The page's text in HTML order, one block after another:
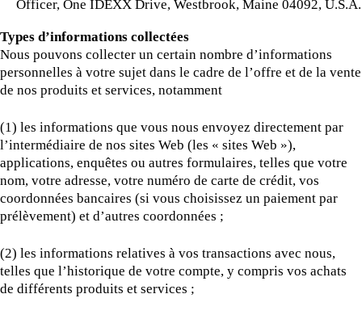
Officer, One IDEXX Drive, Westbrook, Maine 04092, U.S.A.
Types d’informations collectées
Nous pouvons collecter un certain nombre d’informations
personnelles à votre sujet dans le cadre de l’offre et de la vente
de nos produits et services, notamment
(1) les informations que vous nous envoyez directement par
l’intermédiaire de nos sites Web (les « sites Web »),
applications, enquêtes ou autres formulaires, telles que votre
nom, votre adresse, votre numéro de carte de crédit, vos
coordonnées bancaires (si vous choisissez un paiement par
prélèvement) et d’autres coordonnées ;
(2) les informations relatives à vos transactions avec nous,
telles que l’historique de votre compte, y compris vos achats
de différents produits et services ;